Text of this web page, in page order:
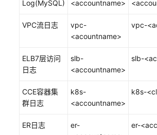
AI
护
决
方
杭
友
Log(MySQL)
<accountname>
VPC流日志
vpc-
<acountname>
vpc-
ELB7层访问
日志
slb-
<accountname>
slb-
CCE容器集
群日志
k8s-
<accountname>
k8s-
ER日志
er-
er-